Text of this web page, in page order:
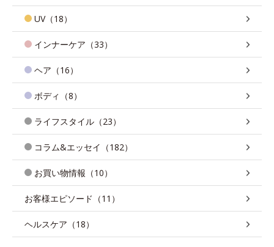
UV（18）
インナーケア（33）
ヘア（16）
ボディ（8）
ライフスタイル（23）
コラム&エッセイ（182）
お買い物情報（10）
お客様エピソード（11）
ヘルスケア（18）